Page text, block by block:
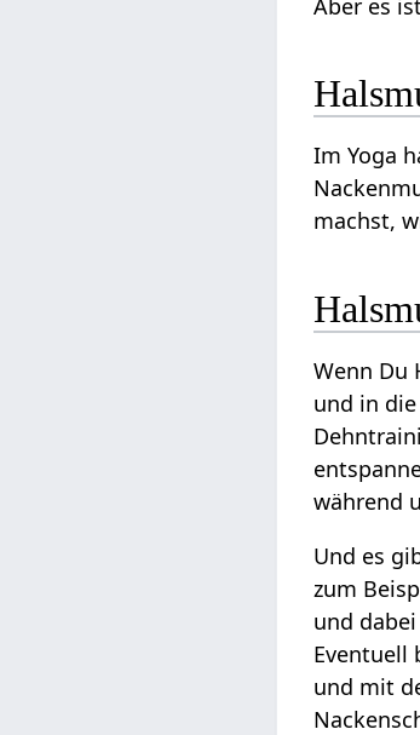
Im Yoga
machst,
Wenn Du
und in
während
Und es
zum
und
Eventuell
und mit